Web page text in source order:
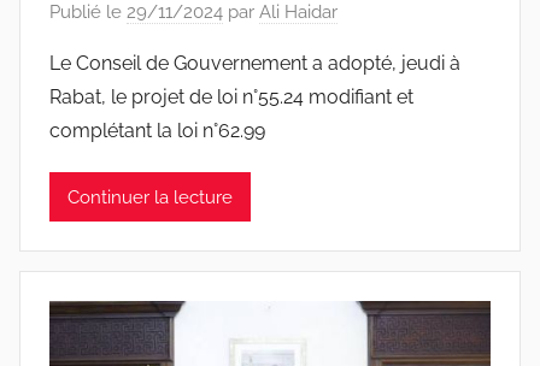
Publié le 29/11/2024 par Ali Haidar
Le Conseil de Gouvernement a adopté, jeudi à
Rabat, le projet de loi n°55.24 modifiant et
complétant la loi n°62.99
Continuer la lecture